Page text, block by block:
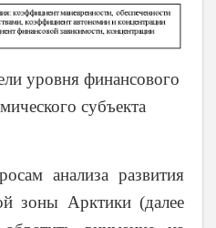
уровня финансового
субъекта
анализа развития
зоны Арктики (далее